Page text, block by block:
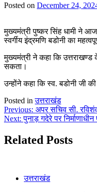
Posted on December 24,
मुख्यमंत्री पुष्कर सिंह धामी ने आज
स्वर्गीय इंद्रमणि बडोनी का
मुख्यमंत्री ने कहा कि उत्तराखण्ड
सकता।
उन्होंने कहा कि स्व. बडोनी जी
Posted inउत्तराखंड
Post
navigation
Previous: अपर सचिव सी.
Next: पुनाड़ गदेरे पर
Related Posts
उत्तराखंड